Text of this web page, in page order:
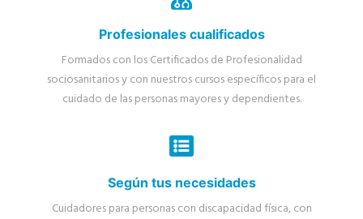
Profesionales cualificados
Formados con los Certificados de Profesionalidad
sociosanitarios y con nuestros cursos específicos para el
cuidado de las personas mayores y dependientes.
Según tus necesidades
Cuidadores para personas con discapacidad física, con